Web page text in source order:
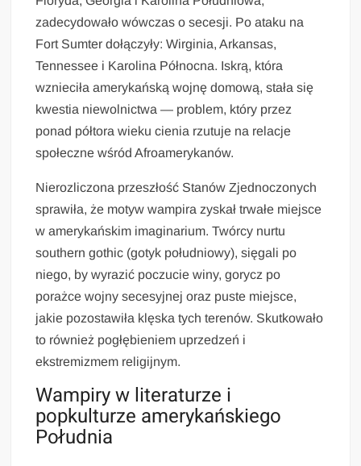
zadecydowało wówczas o secesji. Po ataku na
Fort Sumter dołączyły: Wirginia, Arkansas,
Tennessee i Karolina Północna. Iskrą, która
wznieciła amerykańską wojnę domową, stała się
kwestia niewolnictwa — problem, który przez
ponad półtora wieku cienia rzutuje na relacje
społeczne wśród Afroamerykanów.
Nierozliczona przeszłość Stanów Zjednoczonych
sprawiła, że motyw wampira zyskał trwałe miejsce
w amerykańskim imaginarium. Twórcy nurtu
southern gothic (gotyk południowy), sięgali po
niego, by wyrazić poczucie winy, gorycz po
porażce wojny secesyjnej oraz puste miejsce,
jakie pozostawiła klęska tych terenów. Skutkowało
to również pogłębieniem uprzedzeń i
ekstremizmem religijnym.
Wampiry w literaturze i
popkulturze amerykańskiego
Południa